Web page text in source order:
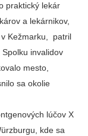
praktický lekár
a lekárnikov,
Kežmarku, patril
invalidov
mesto,
sa okolie
lúčov X
kde sa